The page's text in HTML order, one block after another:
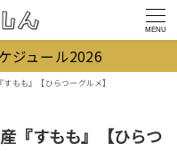
MENU
ジュール2026
もも』【ひらつーグルメ】
『すもも』【ひらつ